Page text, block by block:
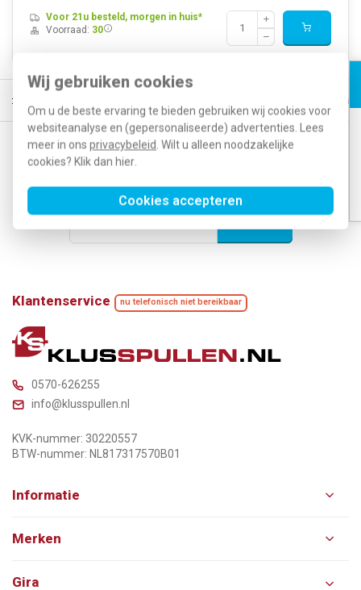
Wij gebruiken cookies
Om u de beste ervaring te bieden gebruiken wij cookies voor
websiteanalyse en (gepersonaliseerde) advertenties. Lees
meer in ons privacybeleid . Wilt u alleen noodzakelijke
cookies? Klik dan hier
Cookies accepteren
Voor 21u besteld, morgen in huis*
Voorraad: 30
verzending vanaf € 150 Voor
Op de hoogte blijven van acties en nieuwe
Klantenservice nu telefonisch niet bereikbaar
0570-626255
info@klusspullen.nl
KVK-nummer: 30220557
BTW-nummer: NL817317570B01
Informatie
Merken
Gira